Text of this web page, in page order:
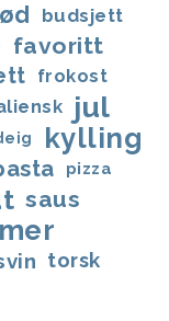
budsjett
favoritt
frokost
jul
kylling
pizza
saus
torsk